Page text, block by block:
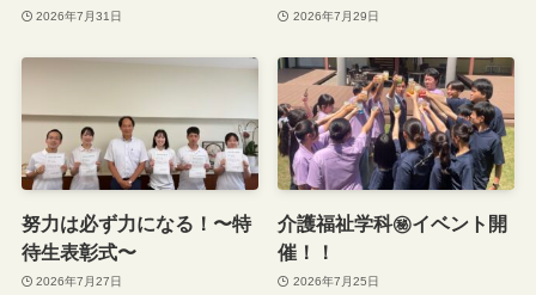
2026年7月31日 2026年7月29日
努力は必ず力になる！〜特
待生表彰式〜
2026年7月27日
介護福祉学科㊙︎イベント開
催！！
2026年7月25日